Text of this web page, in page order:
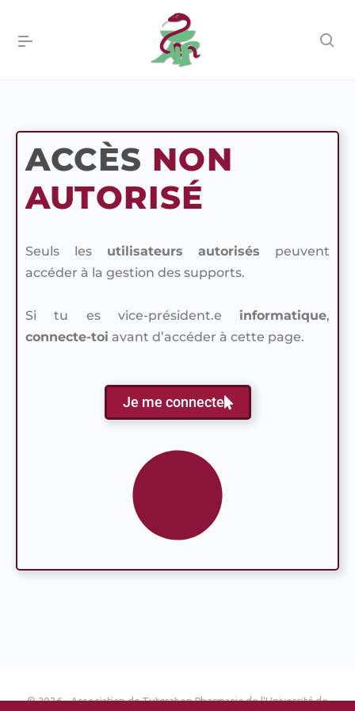
ACCÈS NON
AUTORISÉ
Seuls les utilisateurs autorisés peuvent
accéder à la gestion des supports.
Si tu es vice-président.e informatique,
connecte-toi avant d’accéder à cette page.
Je me connecte
© 2026 - Association de Tutorat en Pharmacie de l'Université de